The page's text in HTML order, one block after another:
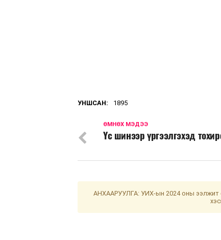
УНШСАН: 1895
ӨМНӨХ МЭДЭЭ
Үс шинээр үргээлгэхэд
АНХААРУУЛГА: УИХ-ын 2024 оны ээлжит